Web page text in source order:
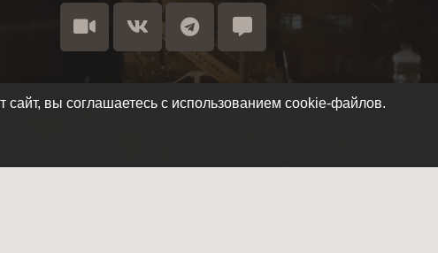
вы соглашаетесь с использованием cookie-файлов.